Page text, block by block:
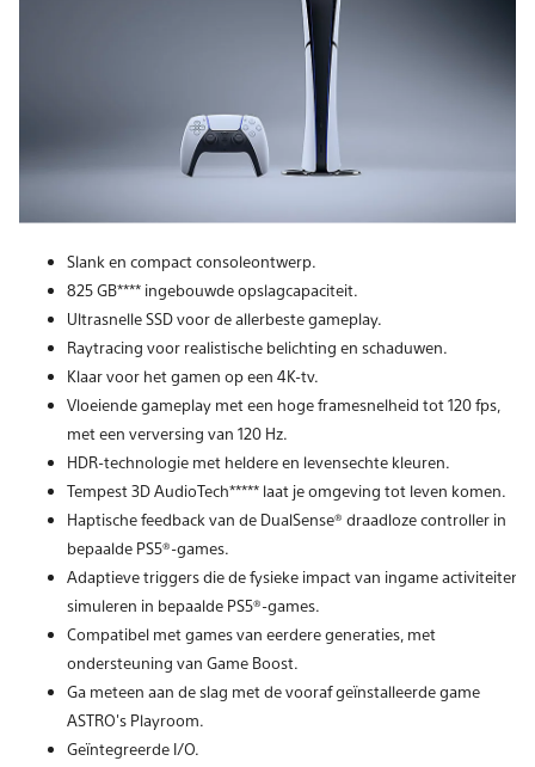
Slank en compact consoleontwerp.
825 GB**** ingebouwde opslagcapaciteit.
Ultrasnelle SSD voor de allerbeste gameplay.
Raytracing voor realistische belichting en schaduwen.
Klaar voor het gamen op een 4K-tv.
Vloeiende gameplay met een hoge framesnelheid tot 120 fps,
met een verversing van 120 Hz.
HDR-technologie met heldere en levensechte kleuren.
Tempest 3D AudioTech***** laat je omgeving tot leven komen.
Haptische feedback van de DualSense® draadloze controller in
bepaalde PS5®-games.
Adaptieve triggers die de fysieke impact van ingame activiteiten
simuleren in bepaalde PS5®-games.
Compatibel met games van eerdere generaties, met
ondersteuning van Game Boost.
Ga meteen aan de slag met de vooraf geïnstalleerde game
ASTRO's Playroom.
Geïntegreerde I/O.